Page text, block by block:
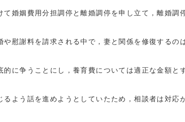
婚姻費用分担調停と離婚調停を申し立て，離婚調
慰謝料を請求される中で，妻と関係を修復するの
に争うことにし，養育費については適正な金額と
よう話を進めようとしていたため，相談者は対応